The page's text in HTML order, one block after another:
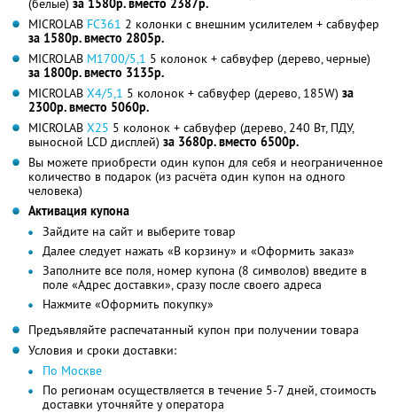
(белые) за 1580р. вместо 2387р.
MICROLAB FC361 2 колонки с внешним усилителем + сабвуфер
за 1580р. вместо 2805р.
MICROLAB M1700/5,1 5 колонок + сабвуфер (дерево, черные)
за 1800р. вместо 3135р.
MICROLAB X4/5,1 5 колонок + сабвуфер (дерево, 185W) за
2300р. вместо 5060р.
MICROLAB X25 5 колонок + сабвуфер (дерево, 240 Вт, ПДУ,
выносной LCD дисплей) за 3680р. вместо 6500р.
Вы можете приобрести один купон для себя и неограниченное
количество в подарок (из расчёта один купон на одного
человека)
Активация купона
Зайдите на сайт и выберите товар
Далее следует нажать «В корзину» и «Оформить заказ»
Заполните все поля, номер купона (8 символов) введите в
поле «Адрес доставки», сразу после своего адреса
Нажмите «Оформить покупку»
Предъявляйте распечатанный купон при получении товара
Условия и сроки доставки:
По Москве
По регионам осуществляется в течение 5-7 дней, стоимость
доставки уточняйте у оператора